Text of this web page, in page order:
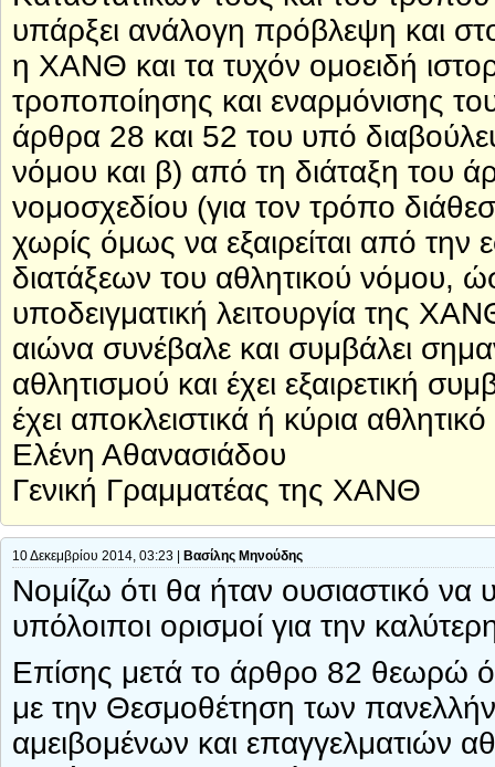
υπάρξει ανάλογη πρόβλεψη και
η ΧΑΝΘ και τα τυχόν ομοειδή
τροποποίησης και εναρμόνισης
άρθρα 28 και 52 του υπό
νόμου και β) από τη διάταξη του
νομοσχεδίου (για τον τρόπο
χωρίς όμως να εξαιρείται από
διατάξεων του αθλητικού νόμου,
υποδειγματική λειτουργία της
αιώνα συνέβαλε και συμβάλει
αθλητισμού και έχει εξαιρετική
έχει αποκλειστικά ή κύρια
Ελένη Αθανασιάδου
Γενική Γραμματέας της ΧΑΝΘ
10 Δεκεμβρίου 2014, 03:23 | Βασίλης Μηνούδης
Νομίζω ότι θα ήταν ουσιαστικό
υπόλοιποι ορισμοί για την
Επίσης μετά το άρθρο 82 θεωρώ
με την Θεσμοθέτηση των
αμειβομένων και επαγγελματιών